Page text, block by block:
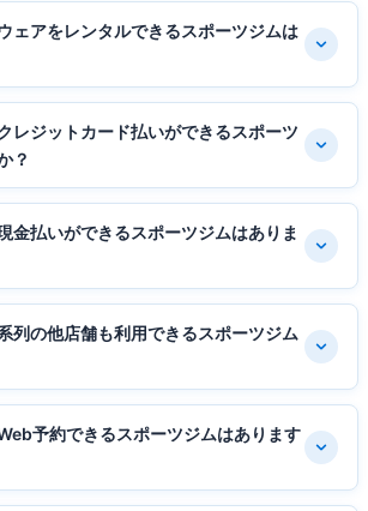
ェアをレンタルできるスポーツジムは
レジットカード払いができるスポーツ
？
金払いができるスポーツジムはありま
列の他店舗も利用できるスポーツジム
予約できるスポーツジムはあります